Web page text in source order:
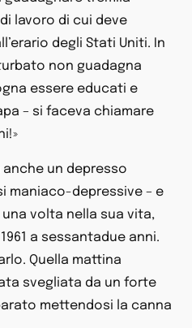
lavoro di cui deve
degli Stati Uniti. In
non guadagna
essere educati e
– si faceva chiamare
anche un depresso
maniaco-depressive – e
volta nella sua vita,
a sessantadue anni.
Quella mattina
svegliata da un forte
mettendosi la canna